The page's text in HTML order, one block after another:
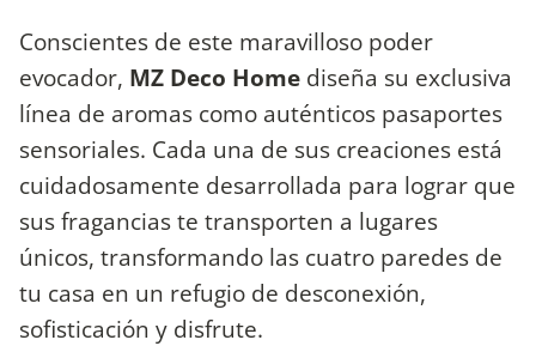
Conscientes de este maravilloso poder
evocador, MZ Deco Home diseña su exclusiva
línea de aromas como auténticos pasaportes
sensoriales. Cada una de sus creaciones está
cuidadosamente desarrollada para lograr que
sus fragancias te transporten a lugares
únicos, transformando las cuatro paredes de
tu casa en un refugio de desconexión,
sofisticación y disfrute.